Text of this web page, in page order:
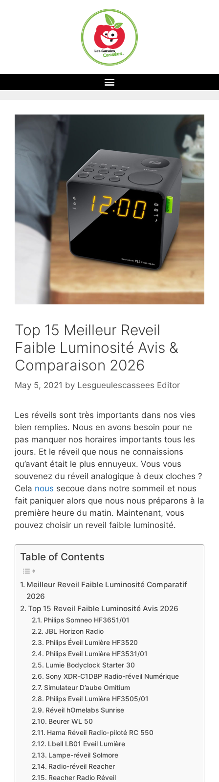
Top 15 Meilleur Reveil
Faible Luminosité Avis &
Comparaison 2026
May 5, 2021 by Lesgueulescassees Editor
Les réveils sont très importants dans nos vies
bien remplies. Nous en avons besoin pour ne
pas manquer nos horaires importants tous les
jours. Et le réveil que nous ne connaissions
qu’avant était le plus ennuyeux. Vous vous
souvenez du réveil analogique à deux cloches ?
Cela nous secoue dans notre sommeil et nous
fait paniquer alors que nous nous préparons à la
première heure du matin. Maintenant, vous
pouvez choisir un reveil faible luminosité.
Table of Contents
Meilleur Reveil Faible Luminosité Comparatif
2026
Top 15 Reveil Faible Luminosité Avis 2026
Philips Somneo HF3651/01
JBL Horizon Radio
Philips Éveil Lumière HF3520
Philips Eveil Lumière HF3531/01
Lumie Bodyclock Starter 30
Sony XDR-C1DBP Radio-réveil Numérique
Simulateur D’aube Omitium
Philips Eveil Lumière HF3505/01
Réveil hOmelabs Sunrise
Beurer WL 50
Hama Réveil Radio-piloté RC 550
Lbell LB01 Eveil Lumière
Lampe-réveil Solmore
Radio-réveil Reacher
Reacher Radio Réveil